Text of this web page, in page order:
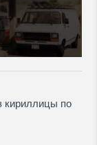
кириллицы по